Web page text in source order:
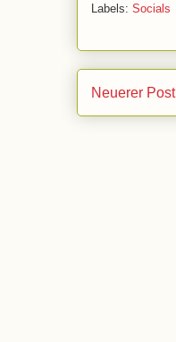
Labels: Socials
Neuerer Post